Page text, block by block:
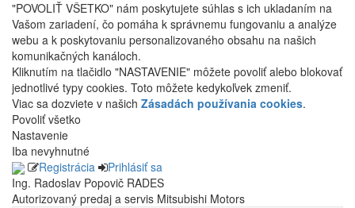
"POVOLIŤ VŠETKO" nám poskytujete súhlas s ich ukladaním na
Vašom zariadení, čo pomáha k správnemu fungovaniu a analýze
webu a k poskytovaniu personalizovaného obsahu na našich
komunikačných kanáloch.
Kliknutím na tlačidlo "NASTAVENIE" môžete povoliť alebo blokovať
jednotlivé typy cookies. Toto môžete kedykoľvek zmeniť.
Viac sa dozviete v našich Zásadách používania cookies.
Povoliť všetko
Nastavenie
Iba nevyhnutné
Registrácia
Prihlásiť sa
Ing. Radoslav Popovič RADES
Autorizovaný predaj a servis Mitsubishi Motors